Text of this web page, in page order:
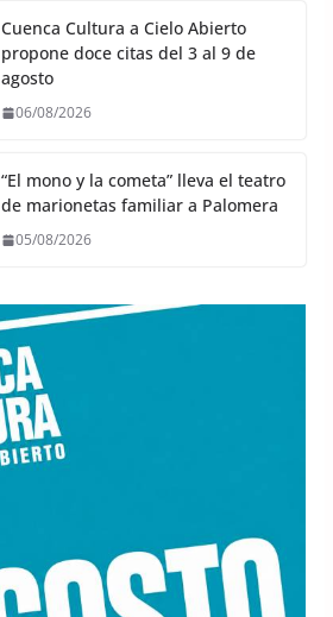
Cuenca Cultura a Cielo Abierto
propone doce citas del 3 al 9 de
agosto
06/08/2026
“El mono y la cometa” lleva el teatro
de marionetas familiar a Palomera
05/08/2026